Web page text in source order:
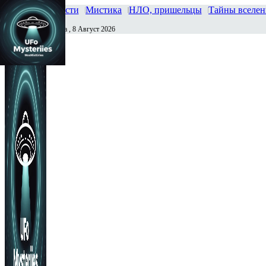
Главная Новости Мистика НЛО, пришельцы Тайны
Сегодня Суббота , 8 Август 2026